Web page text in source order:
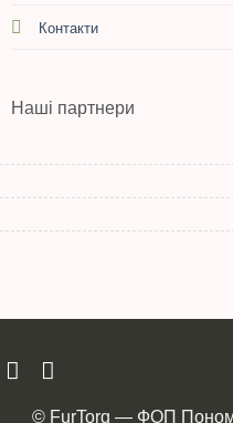
Контакти
Наші партнери
© FurTorg — ФОП